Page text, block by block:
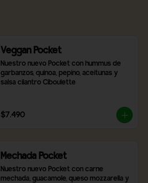
Veggan Pocket
Nuestro nuevo Pocket con hummus de
garbanzos, quinoa, pepino, aceitunas y
salsa cilantro Ciboulette
$7.490
Mechada Pocket
Nuestro nuevo Pocket con carne
mechada, guacamole, queso mozzarella y